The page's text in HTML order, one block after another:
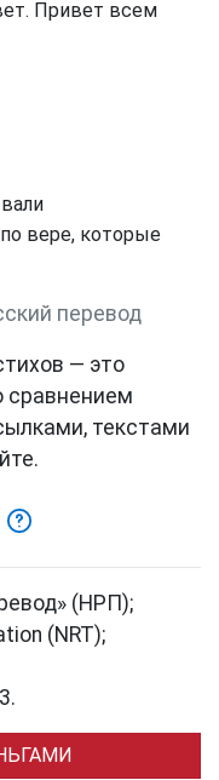
Привет всем
вере, которые
перевод
— это
сравнением
текстами
(НРП);
(NRT);